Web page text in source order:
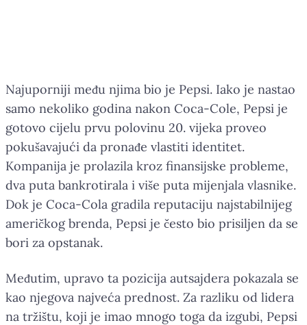
Najuporniji među njima bio je Pepsi. Iako je nastao
samo nekoliko godina nakon Coca-Cole, Pepsi je
gotovo cijelu prvu polovinu 20. vijeka proveo
pokušavajući da pronađe vlastiti identitet.
Kompanija je prolazila kroz finansijske probleme,
dva puta bankrotirala i više puta mijenjala vlasnike.
Dok je Coca-Cola gradila reputaciju najstabilnijeg
američkog brenda, Pepsi je često bio prisiljen da se
bori za opstanak.
Međutim, upravo ta pozicija autsajdera pokazala se
kao njegova najveća prednost. Za razliku od lidera
na tržištu, koji je imao mnogo toga da izgubi, Pepsi